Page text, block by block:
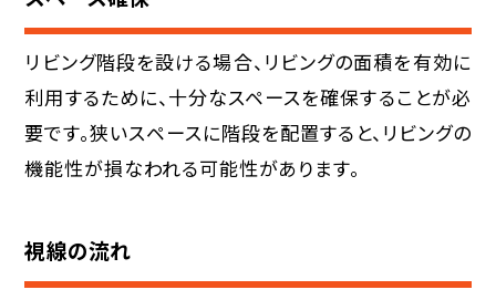
リビング階段を設ける場合、リビングの面積を有効に
利用するために、十分なスペースを確保することが必
要です。狭いスペースに階段を配置すると、リビングの
機能性が損なわれる可能性があります。
視線の流れ